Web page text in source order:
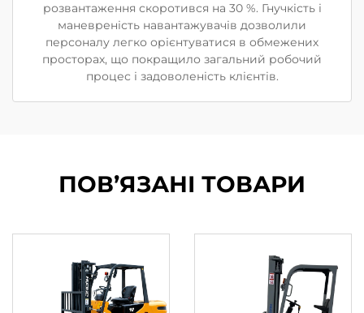
розвантаження скоротився на 30 %. Гнучкість і
маневреність навантажувачів дозволили
персоналу легко орієнтуватися в обмежених
просторах, що покращило загальний робочий
процес і задоволеність клієнтів.
ПОВ’ЯЗАНІ ТОВАРИ